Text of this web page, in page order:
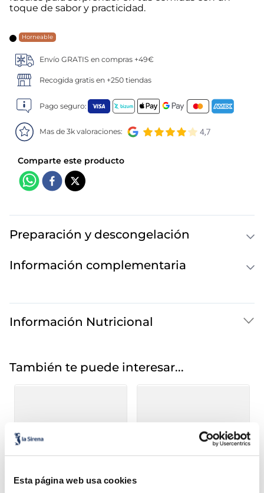
Esta página web usa cookies
toque de sabor y practicidad.
Horneable
Envío GRATIS en compras +49€
Recogida gratis en +250 tiendas
Pago seguro:
Mas de 3k valoraciones:
Preparación y descongelación
Información complementaria
Información Nutricional
También te puede interesar...
8. gambon
. sushi
10. listísimos